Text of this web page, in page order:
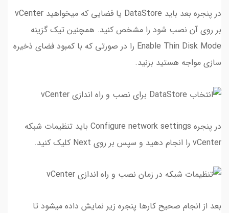
در پنجره بعد باید DataStore یا فضایی که میخواهید vCenter
بر روی آن نصب شود را مشخص کنید. همچنین تیک گزینه
Enable Thin Disk Mode را در صورتی که با کمبود فضای ذخیره
سازی مواجه هستید بزنید.
در پنجره Configure network settings باید تنظیمات شبکه
vCenter را انجام دهید و سپس بر روی Next کلیک کنید.
بعد از انجام صحیح کارها پنجره زیر نمایش داده میشود تا